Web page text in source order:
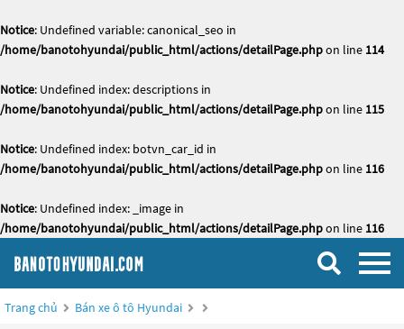
Notice: Undefined variable: canonical_seo in
/home/banotohyundai/public_html/actions/detailPage.phpon line 114
Notice: Undefined index: descriptions in
/home/banotohyundai/public_html/actions/detailPage.phpon line 115
Notice: Undefined index: botvn_car_id in
/home/banotohyundai/public_html/actions/detailPage.phpon line 116
Notice: Undefined index: _image in
/home/banotohyundai/public_html/actions/detailPage.phpon line 116
Trang chủ Bán xe ô tô Hyundai